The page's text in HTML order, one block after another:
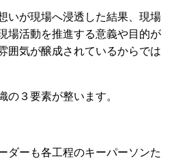
いが現場へ浸透した結果、現場
場活動を推進する意義や目的が
囲気が醸成されているからでは
の３要素が整います。
ダーも各工程のキーパーソンた